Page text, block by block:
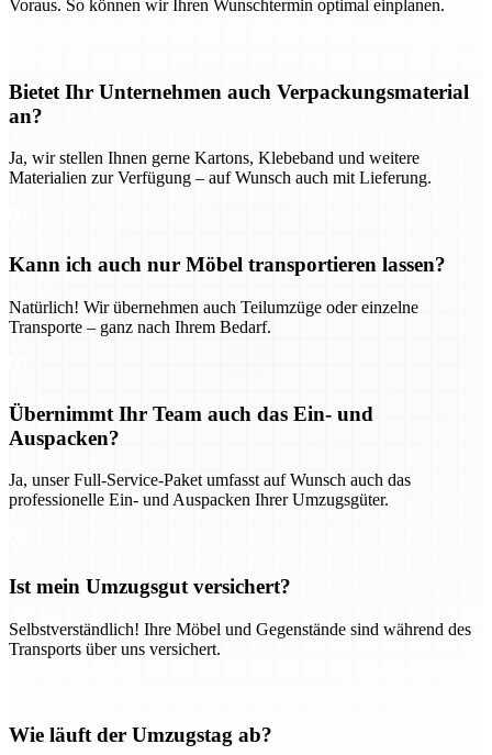
Voraus. So können wir Ihren Wunschtermin optimal einplanen.
Bietet Ihr Unternehmen auch Verpackungsmaterial
an?
Ja, wir stellen Ihnen gerne Kartons, Klebeband und weitere
Materialien zur Verfügung – auf Wunsch auch mit Lieferung.
Kann ich auch nur Möbel transportieren lassen?
Natürlich! Wir übernehmen auch Teilumzüge oder einzelne
Transporte – ganz nach Ihrem Bedarf.
Übernimmt Ihr Team auch das Ein- und
Auspacken?
Ja, unser Full-Service-Paket umfasst auf Wunsch auch das
professionelle Ein- und Auspacken Ihrer Umzugsgüter.
Ist mein Umzugsgut versichert?
Selbstverständlich! Ihre Möbel und Gegenstände sind während des
Transports über uns versichert.
Wie läuft der Umzugstag ab?